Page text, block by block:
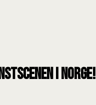
i Norge!